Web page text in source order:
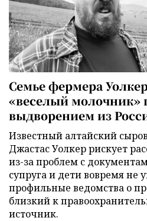
Семье фермера
«веселый молочник»
выдворением из
Известный алтайский
Джастас Уолкер рискует
из-за проблем с
супруга и дети вовремя не
профильные ведомства о
близкий к
источник.